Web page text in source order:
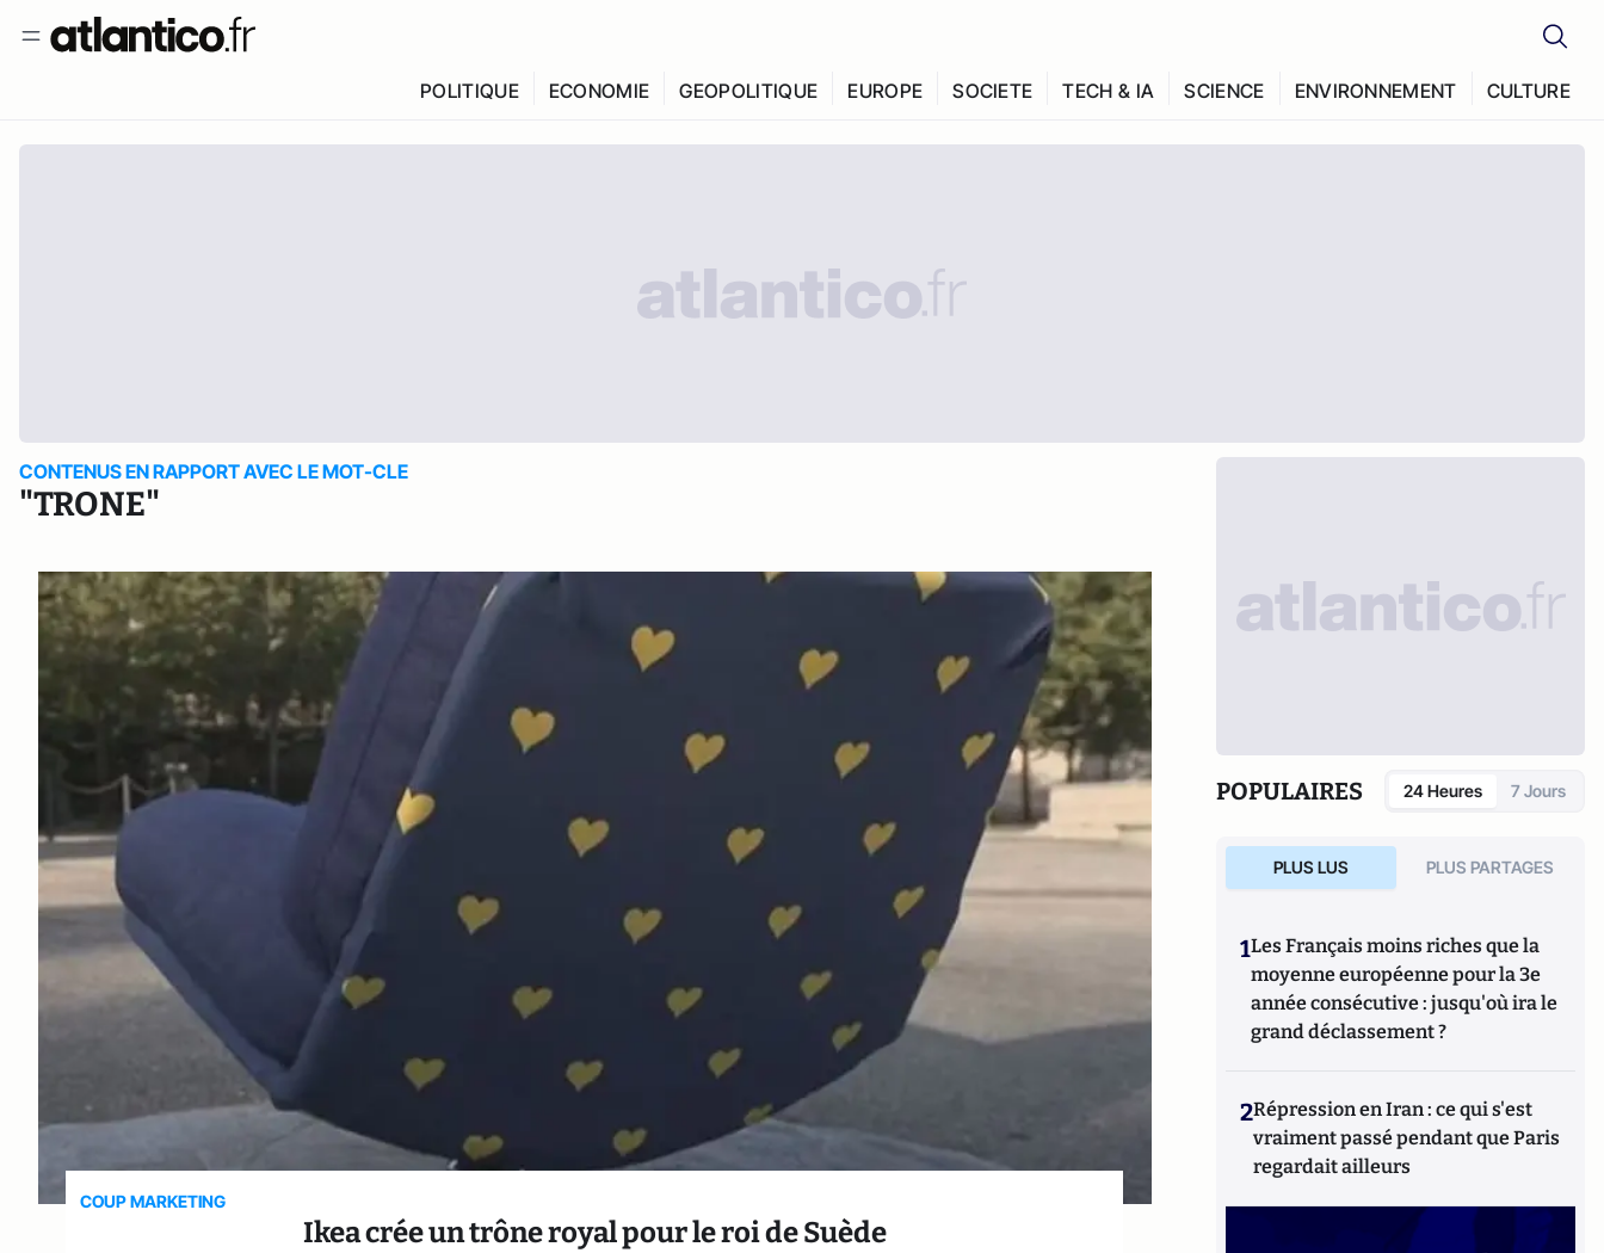
POLITIQUE ECONOMIE GEOPOLITIQUE EUROPE SOCIETE TECH & IA SCIENCE ENVIRONNEMENT CULTURE
CONTENUS EN RAPPORT AVEC LE MOT-CLE
"TRONE"
COUP MARKETING
Ikea crée un trône royal pour le roi de Suède
POPULAIRES 24 Heures 7 Jours
PLUS LUS PLUS PARTAGES
1Les Français moins riches que la
moyenne européenne pour la 3e
année consécutive : jusqu'où ira le
grand déclassement ?
2Répression en Iran : ce qui s'est
vraiment passé pendant que Paris
regardait ailleurs